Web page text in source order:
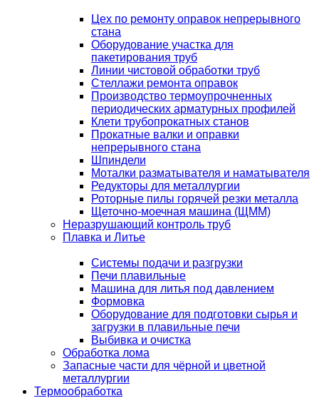
Цех по ремонту оправок непрерывного
стана
Оборудование участка для
пакетирования труб
Линии чистовой обработки труб
Стеллажи ремонта оправок
Производство термоупрочненных
периодических арматурных профилей
Клети трубопрокатных станов
Прокатные валки и оправки
непрерывного стана
Шпиндели
Моталки разматывателя и наматывателя
Редукторы для металлургии
Роторные пилы горячей резки металла
Щеточно-моечная машина (ЩММ)
Неразрушающий контроль труб
Плавка и Литье
Системы подачи и разгрузки
Печи плавильные
Машина для литья под давлением
Формовка
Оборудование для подготовки сырья и
загрузки в плавильные печи
Выбивка и очистка
Обработка лома
Запасные части для чёрной и цветной
металлургии
Термообработка